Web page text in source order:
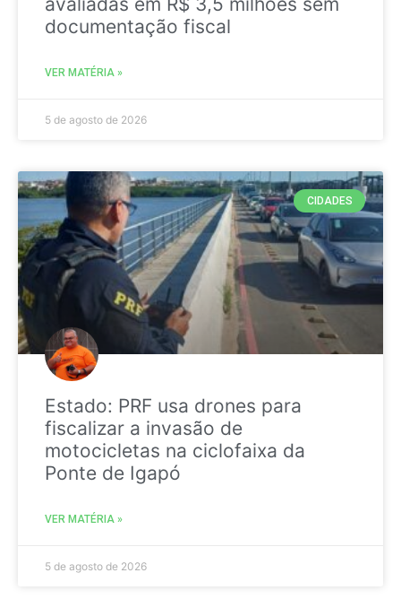
documentação fiscal
VER MATÉRIA »
5 de agosto de 2026
CIDADES
Estado: PRF usa drones para
fiscalizar a invasão de
motocicletas na ciclofaixa da
Ponte de Igapó
VER MATÉRIA »
5 de agosto de 2026